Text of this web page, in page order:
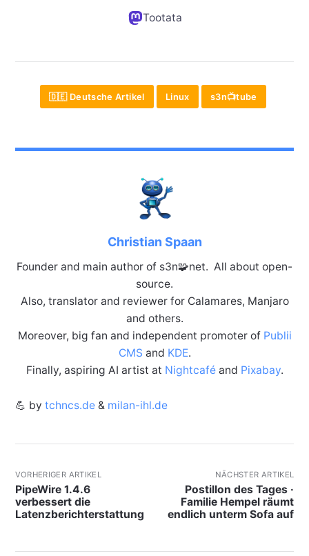
Tootata
🇩🇪 Deutsche Artikel Linux s3n📺tube
Christian Spaan
Founder and main author of s3n🧩net. All about open-
source.
Also, translator and reviewer for Calamares, Manjaro
and others.
Moreover, big fan and independent promoter of Publii
CMS and KDE.
Finally, aspiring AI artist at Nightcaféand Pixabay.
💪 by tchncs.de& milan-ihl.de
VORHERIGER ARTIKEL
PipeWire 1.4.6
verbessert die
Latenzberichterstattung
NÄCHSTER ARTIKEL
Postillon des Tages ·
Familie Hempel räumt
endlich unterm Sofa auf